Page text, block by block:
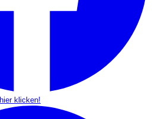
hier klicken!